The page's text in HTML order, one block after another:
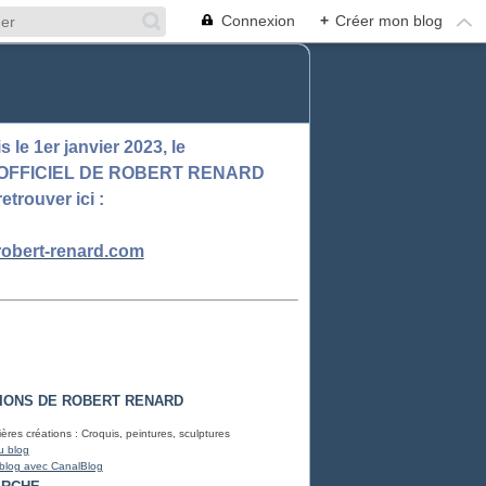
Connexion + Créer mon blog
le 1er janvier 2023, le
DE ROBERT RENARD
ici :
renard.com
DE ROBERT RENARD
créations : Croquis, peintures, sculptures
blog
avec CanalBlog